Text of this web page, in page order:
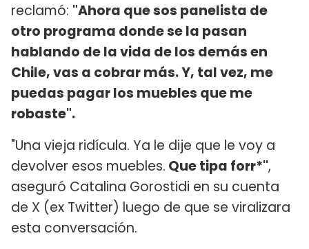
reclamó: "Ahora que sos panelista de
otro programa donde se la pasan
hablando de la vida de los demás en
Chile, vas a cobrar más. Y, tal vez, me
puedas pagar los muebles que me
robaste".
"Una vieja ridícula. Ya le dije que le voy a
devolver esos muebles. Que tipa forr*",
aseguró Catalina Gorostidi en su cuenta
de X (ex Twitter) luego de que se viralizara
esta conversación.